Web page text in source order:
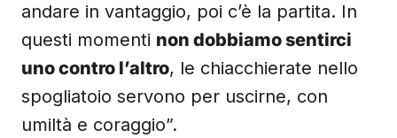
andare in vantaggio, poi c’è la partita. In
questi momenti non dobbiamo sentirci
uno contro l’altro, le chiacchierate nello
spogliatoio servono per uscirne, con
umiltà e coraggio”.